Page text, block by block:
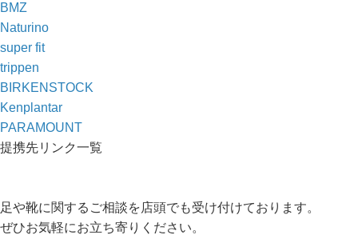
BMZ
Naturino
super fit
trippen
BIRKENSTOCK
Kenplantar
PARAMOUNT
提携先リンク一覧
足や靴に関するご相談を店頭でも受け付けております。
ぜひお気軽にお立ち寄りください。